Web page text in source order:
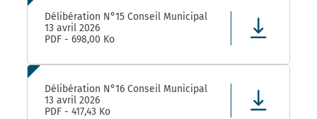
Délibération N°15 Conseil Municipal
13 avril 2026
PDF - 698,00 Ko
Délibération N°16 Conseil Municipal
13 avril 2026
PDF - 417,43 Ko